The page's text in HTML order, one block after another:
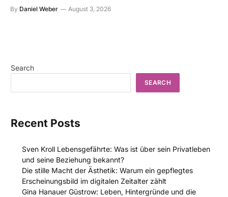
By Daniel Weber August 3, 2026
Search
SEARCH
Recent Posts
Sven Kroll Lebensgefährte: Was ist über sein Privatleben
und seine Beziehung bekannt?
Die stille Macht der Ästhetik: Warum ein gepflegtes
Erscheinungsbild im digitalen Zeitalter zählt
Gina Hanauer Güstrow: Leben, Hintergründe und die